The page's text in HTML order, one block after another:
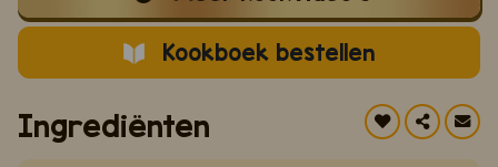
Kookboek bestellen
Ingrediënten